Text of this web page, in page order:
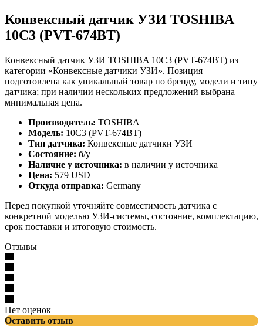
Конвексный датчик УЗИ TOSHIBA
10C3 (PVT-674BT)
Конвексный датчик УЗИ TOSHIBA 10C3 (PVT-674BT) из
категории «Конвексные датчики УЗИ». Позиция
подготовлена как уникальный товар по бренду, модели и типу
датчика; при наличии нескольких предложений выбрана
минимальная цена.
Производитель: TOSHIBA
Модель: 10C3 (PVT-674BT)
Тип датчика: Конвексные датчики УЗИ
Состояние: б/у
Наличие у источника: в наличии у источника
Цена: 579 USD
Откуда отправка: Germany
Перед покупкой уточняйте совместимость датчика с
конкретной моделью УЗИ-системы, состояние, комплектацию,
срок поставки и итоговую стоимость.
Отзывы
Нет оценок
Оставить отзыв